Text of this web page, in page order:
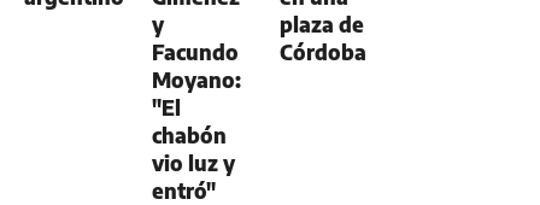
y
Facundo
Moyano:
"El
chabón
vio luz y
entró"
plaza de
Córdoba